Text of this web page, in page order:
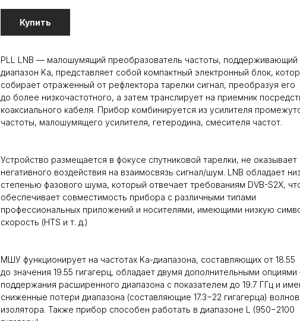
Купить
PLL LNB — малошумящий преобразователь частоты, поддерживающий
диапазон Ka, представляет собой компактный электронный блок,
собирает отраженный от рефлектора тарелки сигнал, преобразуя его
до более низкочастотного, а затем транслирует на приемник
коаксиального кабеля. Прибор комбинируется из усилителя
частоты, малошумящего усилителя, гетеродина, смесителя частот.
Устройство размещается в фокусе спутниковой тарелки, не оказывает
негативного воздействия на взаимосвязь сигнал/шум. LNB обладает
степенью фазового шума, который отвечает требованиям DVB-S2X,
обеспечивает совместимость прибора с различными типами
профессиональных приложений и носителями, имеющими низкую
скорость (HTS и т. д.)
МШУ функционирует на частотах Ka-диапазона, составляющих от 18.55
до значения 19.55 гигагерц, обладает двумя дополнительными
поддержания расширенного диапазона с показателем до 19.7 ГГц и
сниженные потери диапазона (составляющие 17.3−22 гигагерца)
изолятора. Также прибор способен работать в диапазоне L (950−2100